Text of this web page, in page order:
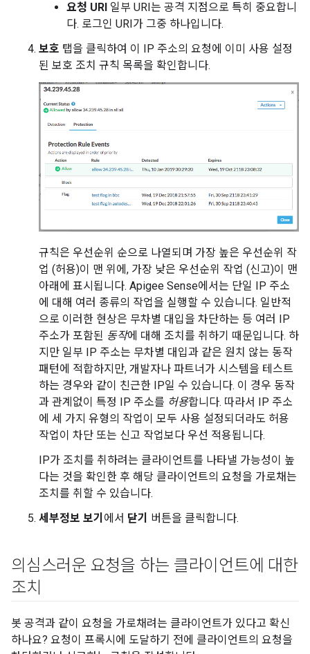
요청 URI 일부 URI는 공격 지점으로 특히 중요합니
다. 로그인 URI가 그중 하나입니다.
보호 탭을 클릭하여 이 IP 주소의 요청에 이미 사용 설정
된 보호 조치 규칙 목록을 확인합니다.
규칙은 우선순위 순으로 나열되며 가장 높은 우선순위 작
업 (허용)이 맨 위에, 가장 낮은 우선순위 작업 (신고)이 맨
아래에 표시됩니다. Apigee Sense에서는 단일 IP 주소
에 대해 여러 종류의 작업을 실행할 수 있습니다. 일반적
으로 이러한 현상은 무차별 대입을 차단하는 등 여러 IP
주소가 포함된 동작에 대해 조치를 취하기 때문입니다. 하
지만 일부 IP 주소는 무차별 대입과 같은 원치 않는 동작
패턴에 적합하지만, 개발자나 파트너가 시스템을 테스트
하는 경우와 같이 친근한 IP일 수 있습니다. 이 경우 동작
과 관계없이 특정 IP 주소를 허용합니다. 따라서 IP 주소
에 세 가지 유형의 작업이 모두 사용 설정되더라도 허용
작업이 차단 또는 신고 작업보다 우선 적용됩니다.
IP가 조치를 취하려는 클라이언트를 나타낼 가능성이 높
다는 것을 확인한 후 해당 클라이언트의 요청을 가로채는
조치를 취할 수 있습니다.
세부정보 보기 에서 닫기 버튼을 클릭합니다.
의심스러운 요청을 하는 클라이언트에 대한
조치
봇 공격과 같이 요청을 가로채려는 클라이언트가 있다고 확신
하나요? 요청이 프록시에 도달하기 전에 클라이언트의 요청을